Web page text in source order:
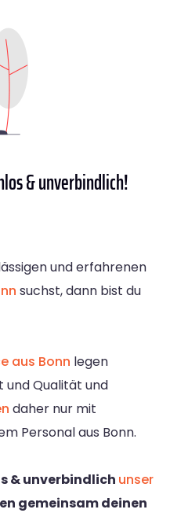
& unverbindlich!
und erfahrenen
suchst, dann bist du
aus Bonn legen
Qualität und
daher nur mit
Personal aus Bonn.
& unverbindlich unser
gemeinsam deinen